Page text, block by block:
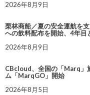
2026年8月9日
栗林商船／夏の安全運航を
への飲料配布を開始、4年目
2026年8月9日
CBcloud、全国の「Marq」
ム「MarqGO」開始
2026年8月5日